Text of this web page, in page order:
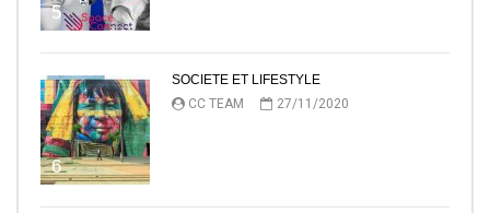
5
6
SOCIETE ET LIFESTYLE
CC TEAM
27/11/2020